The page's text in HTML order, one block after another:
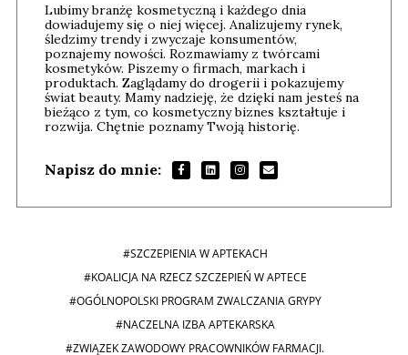
Lubimy branżę kosmetyczną i każdego dnia
dowiadujemy się o niej więcej. Analizujemy rynek,
śledzimy trendy i zwyczaje konsumentów,
poznajemy nowości. Rozmawiamy z twórcami
kosmetyków. Piszemy o firmach, markach i
produktach. Zaglądamy do drogerii i pokazujemy
świat beauty. Mamy nadzieję, że dzięki nam jesteś na
bieżąco z tym, co kosmetyczny biznes kształtuje i
rozwija. Chętnie poznamy Twoją historię.
Napisz do mnie:
#SZCZEPIENIA W APTEKACH
#KOALICJA NA RZECZ SZCZEPIEŃ W APTECE
#OGÓLNOPOLSKI PROGRAM ZWALCZANIA GRYPY
#NACZELNA IZBA APTEKARSKA
#ZWIĄZEK ZAWODOWY PRACOWNIKÓW FARMACJI.